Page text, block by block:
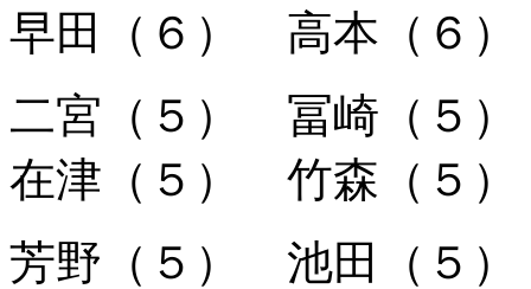
早田（６） 高本（６
二宮（５） 冨崎（５
在津（５） 竹森（５
芳野（５） 池田（５